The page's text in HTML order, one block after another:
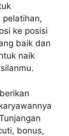
pelatihan,
ke posisi
baik dan
naik
bonus,